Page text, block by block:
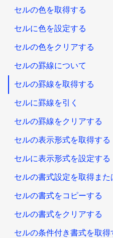
セルの色を取得する
セルに色を設定する
セルの色をクリアする
セルの罫線について
セルの罫線を取得する
セルに罫線を引く
セルの罫線をクリアする
セルの表示形式を取得する
セルに表示形式を設定する
セルの書式設定を取得また
セルの書式をコピーする
セルの書式をクリアする
セルの条件付き書式を取得